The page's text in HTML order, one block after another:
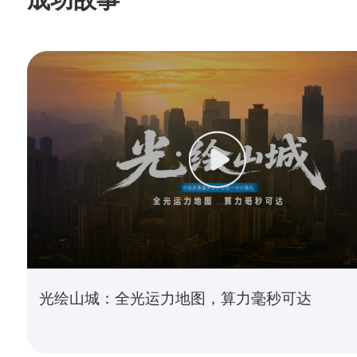
光绘山城：全光运力地图，算力毫秒可达